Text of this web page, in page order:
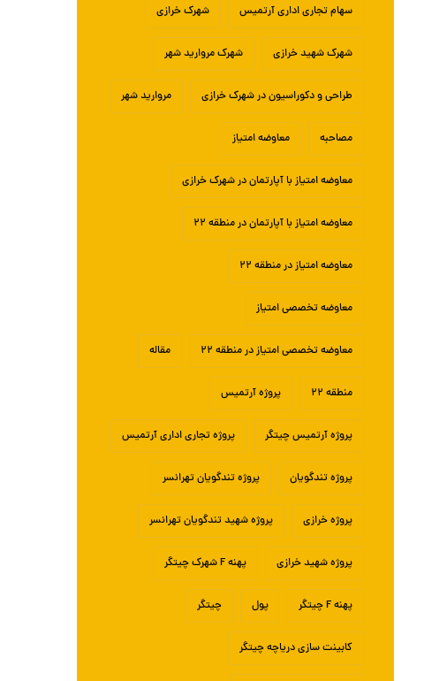
سهام تجاری اداری آرتمیس شهرک خرازی
شهرک شهید خرازی شهرک مروارید شهر
طراحی و دکوراسیون در شهرک خرازی مروارید شهر
مصاحبه معاوضه امتیاز
معاوضه امتیاز با آپارتمان در شهرک خرازی
معاوضه امتیاز با آپارتمان در منطقه ۲۲
معاوضه امتیاز در منطقه ۲۲
معاوضه تخصصی امتیاز
معاوضه تخصصی امتیاز در منطقه ۲۲ مقاله
منطقه ۲۲ پروژه آرتمیس
پروژه آرتمیس چیتگر پروژه تجاری اداری آرتمیس
پروژه تندگویان پروژه تندگویان تهرانسر
پروژه خرازی پروژه شهید تندگویان تهرانسر
پروژه شهید خرازی پهنه F شهرک چیتگر
پهنه F چیتگر پول چیتگر
کابینت سازی دریاچه چیتگر